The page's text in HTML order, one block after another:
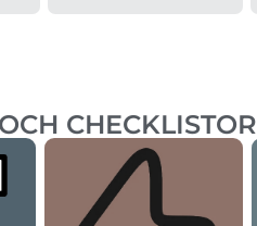
CHECKLISTOR